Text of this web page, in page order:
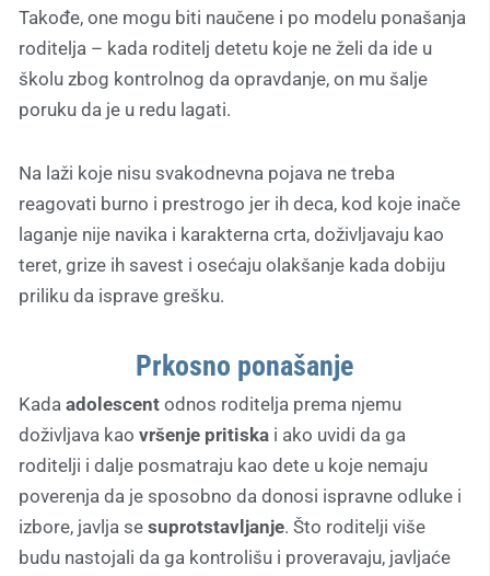
Takođe, one mogu biti naučene i po modelu ponašanja
roditelja – kada roditelj detetu koje ne želi da ide u
školu zbog kontrolnog da opravdanje, on mu šalje
poruku da je u redu lagati.
Na laži koje nisu svakodnevna pojava ne treba
reagovati burno i prestrogo jer ih deca, kod koje inače
laganje nije navika i karakterna crta, doživljavaju kao
teret, grize ih savest i osećaju olakšanje kada dobiju
priliku da isprave grešku.
Prkosno ponašanje
Kada adolescent odnos roditelja prema njemu
doživljava kao vršenje pritiska i ako uvidi da ga
roditelji i dalje posmatraju kao dete u koje nemaju
poverenja da je sposobno da donosi ispravne odluke i
izbore, javlja se suprotstavljanje. Što roditelji više
budu nastojali da ga kontrolišu i proveravaju, javljaće